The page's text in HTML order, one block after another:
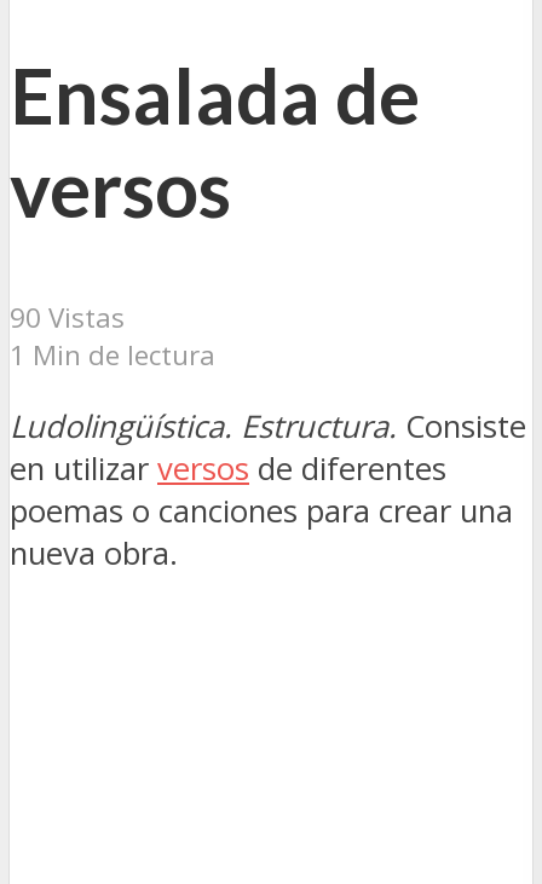
Ensalada de
versos
90 Vistas
1 Min de lectura
Ludolingüística. Estructura. Consiste
en utilizar versos de diferentes
poemas o canciones para crear una
nueva obra.